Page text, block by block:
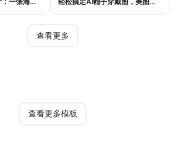
查看更多
查看更多模板